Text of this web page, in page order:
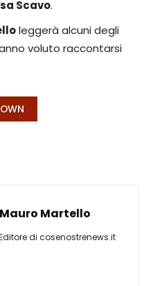
Scavo.
leggerà alcuni degli
voluto raccontarsi
Martello
di cosenostrenews.it